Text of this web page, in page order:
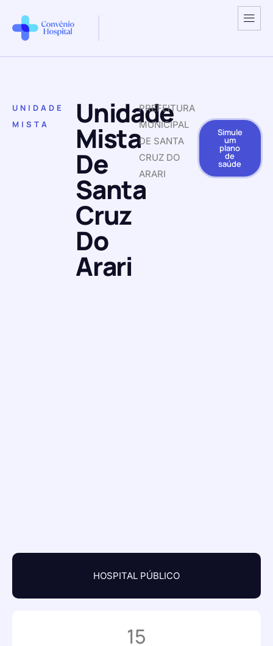
UNIDADE
MISTA
Unidade
Mista
De
Santa
Cruz
Do
Arari
PREFEITURA
MUNICIPAL
DE SANTA
CRUZ DO
ARARI
Simule
um
plano
de
saúde
HOSPITAL PÚBLICO
15